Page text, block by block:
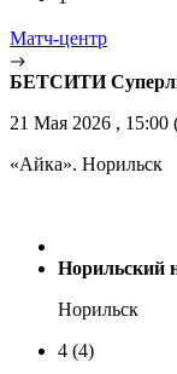
Матч-центр
БЕТСИТИ
21 Мая 2026 ,
«Айка». Норильск
Норильский
Норильск
4 (4)